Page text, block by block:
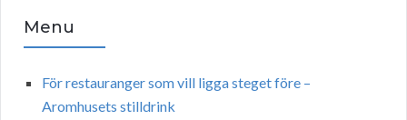
Menu
För restauranger som vill ligga steget före –
Aromhusets stilldrink